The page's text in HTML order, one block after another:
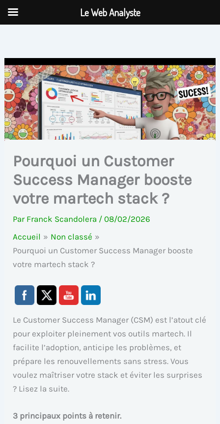
Aller
Pourquoi un Customer
Success Manager booste
votre martech stack ?
Par Franck Scandolera /08/02/2026
Accueil
Non classé
Pourquoi un Customer Success Manager booste
votre martech stack ?
Le Customer Success Manager (CSM) est l’atout clé
pour exploiter pleinement vos outils martech. Il
facilite l’adoption, anticipe les problèmes, et
prépare les renouvellements sans stress. Vous
voulez maîtriser votre stack et éviter les surprises
? Lisez la suite.
3 principaux points à retenir.
Le Web Analyste